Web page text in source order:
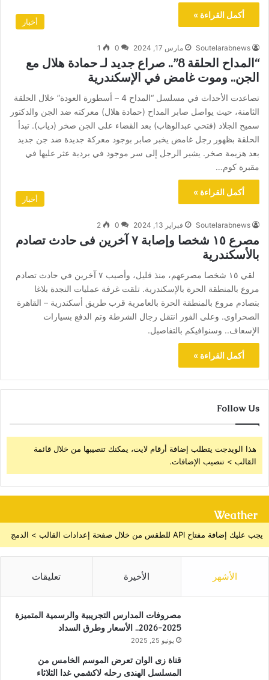
أكمل القراءة »
أخبار
Soutelarabnews مارس 17, 2024 0
1
“المداح الحلقة 8”.. صراع جديد لـ حمادة هلال مع
الجن.. وموت غامض في الإسكندرية
تصاعدت الأحداث في مسلسل “المداح 4 – أسطورة العودة” خلال الحلقة
الثامنة، حيث يواصل صابر المداح (حمادة هلال) معركته ضد الجن والدكتور
سميح الجلاد (فتحي عبدالوهاب) بعد القضاء على الجن صخر (دياب). تبدأ
الحلقة بظهور رجل غامض يخبر صابر بوجود معركة جديدة ضد جن جديد
بعد هزيمة صخر. يشير الرجل إلى سر موجود في بردية عثر عليها في
مقبرة كوم…
أكمل القراءة »
أخبار
Soutelarabnews فبراير 13, 2024 0
2
مصرع ١٥ شخصا وإصابة ٧ آخرين فى حادث تصادم
بالأسكندرية
لقي ١٥ شخصا مصرعهم، منذ قليل، وأصيب ٧ آخرين في حادث تصادم
مروع بالمنطقة الحرة بالإسكندرية. تلقت غرفة عمليات النجدة بلاغا
بتصادم مروع بالمنطقة الحرة بالعامرية قرب طريق أسكندرية – القاهرة
الصحراوى. وعلى الفور انتقل رجال الشرطة وتم الدفع بسيارات
الإسعاف.. وسنوافيكم بالتفاصيل.
أكمل القراءة »
Follow Us
هذا الويدجت يتطلب إضافة أرقام لايت، يمكنك تنصيبها من خلال قائمة
القالب > تنصيب الإضافات.
Weather
يجب عليك إضافة مفتاح API للطقس من خلال صفحة إعدادات القالب > الدمج
الأشهر الأخيرة تعليقات
مصروفات المدارس التجريبية والرسمية المتميزة
2025-2026.. الأسعار وطرق السداد
يونيو 25, 2025
قناة زى الوان تعرض الموسم الخامس من
المسلسل الهندى رحله لاكشمي غدا الثلاثاء